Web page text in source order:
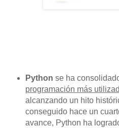
Python se ha
programación más
alcanzando un hito
conseguido hace un
avance, Python ha